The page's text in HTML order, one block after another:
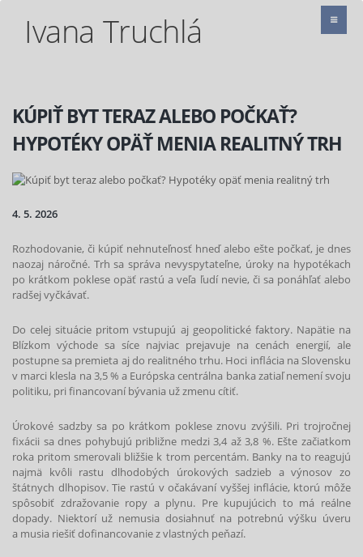
Ivana Truchlá
KÚPIŤ BYT TERAZ ALEBO POČKAŤ?
HYPOTÉKY OPÄŤ MENIA REALITNÝ TRH
4. 5. 2026
Rozhodovanie, či kúpiť nehnuteľnosť hneď alebo ešte počkať, je dnes
naozaj náročné. Trh sa správa nevyspytateľne, úroky na hypotékach
po krátkom poklese opäť rastú a veľa ľudí nevie, či sa ponáhľať alebo
radšej vyčkávať.
Do celej situácie pritom vstupujú aj geopolitické faktory. Napätie na
Blízkom východe sa síce najviac prejavuje na cenách energií, ale
postupne sa premieta aj do realitného trhu. Hoci inflácia na Slovensku
v marci klesla na 3,5 % a Európska centrálna banka zatiaľ nemení svoju
politiku, pri financovaní bývania už zmenu cítiť.
Úrokové sadzby sa po krátkom poklese znovu zvýšili. Pri trojročnej
fixácii sa dnes pohybujú približne medzi 3,4 až 3,8 %. Ešte začiatkom
roka pritom smerovali bližšie k trom percentám. Banky na to reagujú
najmä kvôli rastu dlhodobých úrokových sadzieb a výnosov zo
štátnych dlhopisov. Tie rastú v očakávaní vyššej inflácie, ktorú môže
spôsobiť zdražovanie ropy a plynu. Pre kupujúcich to má reálne
dopady. Niektorí už nemusia dosiahnuť na potrebnú výšku úveru
a musia riešiť dofinancovanie z vlastných peňazí.